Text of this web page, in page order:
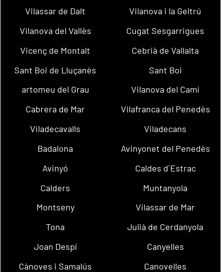
Vilassar de Dalt
Vilanova i la Geltrú
Vilanova del Vallès
Cugat Sesgarrigues
Vicenç de Montalt
Cebrià de Vallalta
Sant Boi de Lluçanès
Sant Boi
artomeu del Grau
Vilanova del Camí
Cabrera de Mar
Vilafranca del Penedès
Viladecavalls
Viladecans
Badalona
Avinyonet del Penedès
Avinyó
Caldes d´Estrac
Calders
Muntanyola
Montseny
Vilassar de Mar
Tona
Julià de Cerdanyola
Joan Despí
Canyelles
Cànoves i Samalús
Canovelles